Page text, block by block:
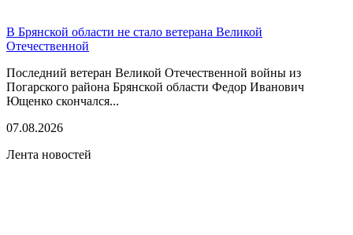
В Брянской области не стало ветерана Великой
Отечественной
Последний ветеран Великой Отечественной войны из
Погарского района Брянской области Федор Иванович
Ющенко скончался...
07.08.2026
Лента новостей